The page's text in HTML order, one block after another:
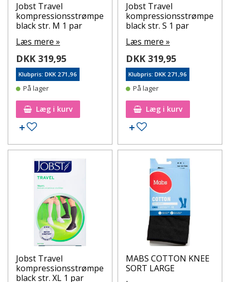
Jobst Travel
kompressionsstrømpe
black str. M 1 par
Læs mere »
DKK 319,95
Klubpris: DKK 271,96
På lager
Læg i kurv
Tilføj til ønskeseddel
Jobst Travel
kompressionsstrømpe
black str. S 1 par
Læs mere »
DKK 319,95
Klubpris: DKK 271,96
På lager
Læg i kurv
Tilføj til ønskeseddel
Jobst Travel
kompressionsstrømpe
black str. XL 1 par
MABS COTTON KNEE
SORT LARGE